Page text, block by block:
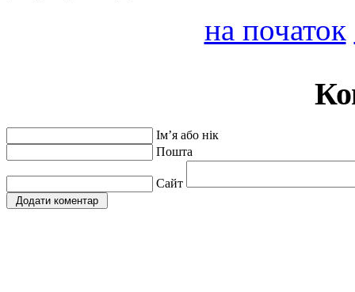
на початок
Ім’я або нік
Пошта
Сайт